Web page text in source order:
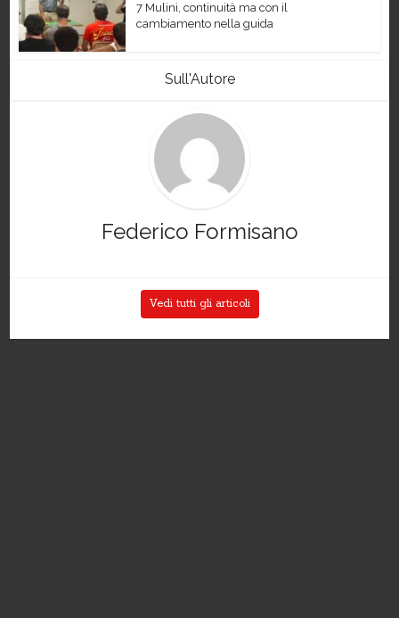
7 Mulini, continuità ma con il
cambiamento nella guida
Sull'Autore
Federico Formisano
Vedi tutti gli articoli